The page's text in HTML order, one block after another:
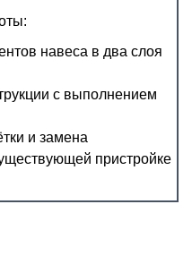
навеса в два слоя
с выполнением
и замена
пристройке